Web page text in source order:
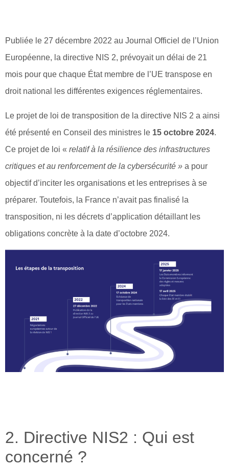
Publiée le 27 décembre 2022 au Journal Officiel de l’Union
Européenne, la directive NIS 2, prévoyait un délai de 21
mois pour que chaque État membre de l’UE transpose en
droit national les différentes exigences réglementaires.
Le projet de loi de transposition de la directive NIS 2 a ainsi
été présenté en Conseil des ministres le 15 octobre 2024.
Ce projet de loi « relatif à la résilience des infrastructures
critiques et au renforcement de la cybersécurité » a pour
objectif d’inciter les organisations et les entreprises à se
préparer. Toutefois, la France n’avait pas finalisé la
transposition, ni les décrets d’application détaillant les
obligations concrète à la date d’octobre 2024.
2. Directive NIS2 : Qui est
concerné ?